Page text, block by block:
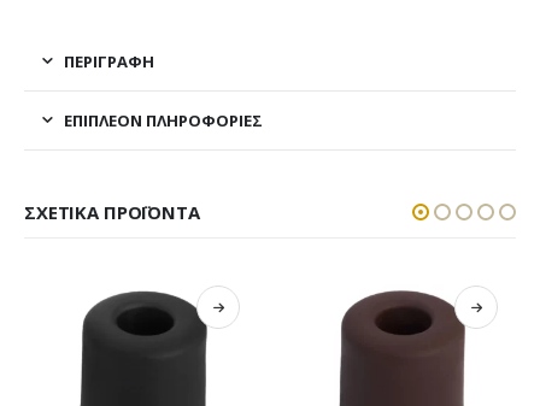
ΠΕΡΙΓΡΑΦΉ
ΕΠΙΠΛΈΟΝ ΠΛΗΡΟΦΟΡΊΕΣ
ΣΧΕΤΙΚΆ ΠΡΟΪΌΝΤΑ